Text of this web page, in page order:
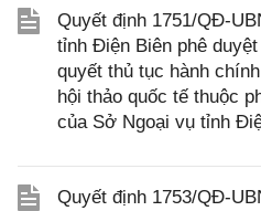
Quyết định 1751/QĐ-
tỉnh Điện Biên phê
quyết thủ tục hành
hội thảo quốc tế thuộc
của Sở Ngoại vụ tỉnh
Quyết định 1753/QĐ-